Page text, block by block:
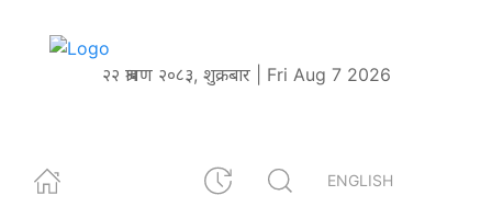
२२ श्रावण २०८३, शुक्रबार | Fri Aug 7 2026
ENGLISH